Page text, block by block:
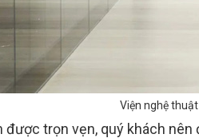
Viện nghệ
trọn vẹn, quý khách